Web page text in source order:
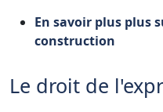
En savoir plus plus
construction
Le droit de